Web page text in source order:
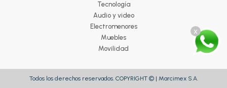
x
Tecnología
Audio y video
Electromenores
Muebles
Movilidad
Todos los derechos reservados. COPYRIGHT © | Marcimex S.A.